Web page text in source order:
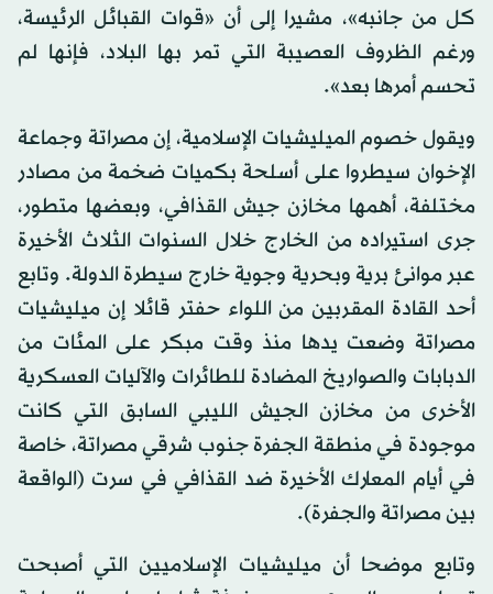
كل من جانبه»، مشيرا إلى أن «قوات القبائل الرئيسة،
ورغم الظروف العصيبة التي تمر بها البلاد، فإنها لم
تحسم أمرها بعد».
ويقول خصوم الميليشيات الإسلامية، إن مصراتة وجماعة
الإخوان سيطروا على أسلحة بكميات ضخمة من مصادر
مختلفة، أهمها مخازن جيش القذافي، وبعضها متطور،
جرى استيراده من الخارج خلال السنوات الثلاث الأخيرة
عبر موانئ برية وبحرية وجوية خارج سيطرة الدولة. وتابع
أحد القادة المقربين من اللواء حفتر قائلا إن ميليشيات
مصراتة وضعت يدها منذ وقت مبكر على المئات من
الدبابات والصواريخ المضادة للطائرات والآليات العسكرية
الأخرى من مخازن الجيش الليبي السابق التي كانت
موجودة في منطقة الجفرة جنوب شرقي مصراتة، خاصة
في أيام المعارك الأخيرة ضد القذافي في سرت (الواقعة
بين مصراتة والجفرة).
وتابع موضحا أن ميليشيات الإسلاميين التي أصبحت